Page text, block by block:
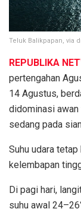
Teluk Balikpapan, via
REPUBLIKA
pertengahan
14 Agustus,
didominasi awan
sedang pada
Suhu udara
kelembapan
Di pagi hari,
suhu awal